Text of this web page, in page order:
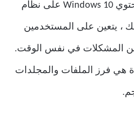
ذات الصلة رائعة. يحتوي Windows 10 على نظام
، يتعين على المستخدمين
من المشكلات في نفس الوقت.
هي فرز الملفات والمجلدات